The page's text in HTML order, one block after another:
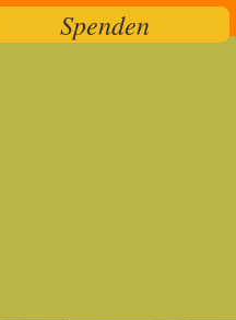
Spenden